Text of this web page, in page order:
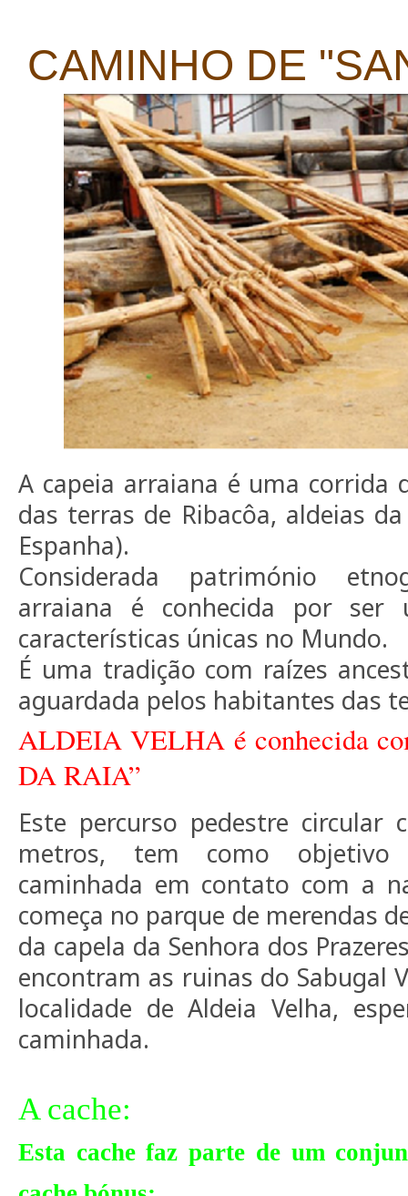
CAMINHO DE
A capeia arraiana é uma corrida
das terras de Ribacôa, aldeias
Espanha).
Considerada património
arraiana é conhecida por ser
características únicas no Mundo.
É uma tradição com raízes
aguardada pelos habitantes das
ALDEIA VELHA é conhecida
DA RAIA”
Este percurso pedestre circular
metros, tem como
caminhada em contato com a
começa no parque de merendas
da capela da Senhora dos
encontram as ruinas do Sabugal
localidade de Aldeia Velha,
caminhada.
A cache:
Esta cache faz parte de um